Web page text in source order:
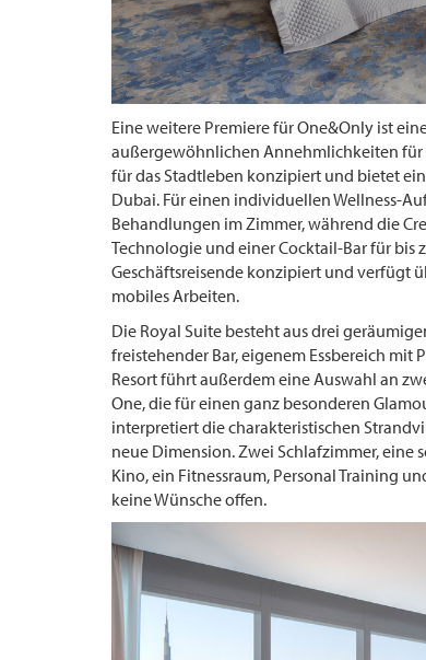
Eine weitere Premiere für One&Only ist
außergewöhnlichen Annehmlichkeiten für
für das Stadtleben konzipiert und bietet
Dubai. Für einen individuellen Wellness-
Behandlungen im Zimmer, während die
Technologie und einer Cocktail-Bar für bis
Geschäftsreisende konzipiert und verfügt
mobiles Arbeiten.
Die Royal Suite besteht aus drei
freistehender Bar, eigenem Essbereich mit
Resort führt außerdem eine Auswahl an
One, die für einen ganz besonderen
interpretiert die charakteristischen
neue Dimension. Zwei Schlafzimmer,
Kino, ein Fitnessraum, Personal Training
keine Wünsche offen.